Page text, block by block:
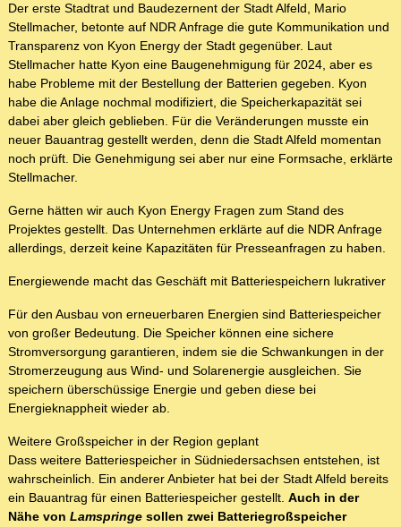
Der erste Stadtrat und Baudezernent der Stadt Alfeld, Mario
Stellmacher, betonte auf NDR Anfrage die gute Kommunikation und
Transparenz von Kyon Energy der Stadt gegenüber. Laut
Stellmacher hatte Kyon eine Baugenehmigung für 2024, aber es
habe Probleme mit der Bestellung der Batterien gegeben. Kyon
habe die Anlage nochmal modifiziert, die Speicherkapazität sei
dabei aber gleich geblieben. Für die Veränderungen musste ein
neuer Bauantrag gestellt werden, denn die Stadt Alfeld momentan
noch prüft. Die Genehmigung sei aber nur eine Formsache, erklärte
Stellmacher.
Gerne hätten wir auch Kyon Energy Fragen zum Stand des
Projektes gestellt. Das Unternehmen erklärte auf die NDR Anfrage
allerdings, derzeit keine Kapazitäten für Presseanfragen zu haben.
Energiewende macht das Geschäft mit Batteriespeichern lukrativer
Für den Ausbau von erneuerbaren Energien sind Batteriespeicher
von großer Bedeutung. Die Speicher können eine sichere
Stromversorgung garantieren, indem sie die Schwankungen in der
Stromerzeugung aus Wind- und Solarenergie ausgleichen. Sie
speichern überschüssige Energie und geben diese bei
Energieknappheit wieder ab.
Weitere Großspeicher in der Region geplant
Dass weitere Batteriespeicher in Südniedersachsen entstehen, ist
wahrscheinlich. Ein anderer Anbieter hat bei der Stadt Alfeld bereits
ein Bauantrag für einen Batteriespeicher gestellt. Auch in der
Nähe von Lamspringe sollen zwei Batteriegroßspeicher